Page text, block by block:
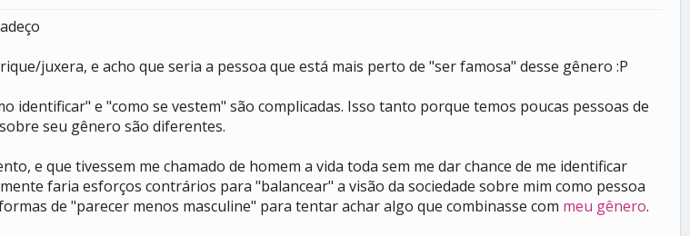
juxera, e acho que seria a pessoa que está mais perto de "ser famosa" desse gênero :P
e "como se vestem" são complicadas. Isso tanto porque temos poucas pessoas de
seu gênero são diferentes.
e que tivessem me chamado de homem a vida toda sem me dar chance de me identificar
faria esforços contrários para "balancear" a visão da sociedade sobre mim como pessoa
de "parecer menos masculine" para tentar achar algo que combinasse com meu gênero.